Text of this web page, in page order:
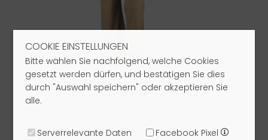
COOKIE EINSTELLUNGEN
Bitte wählen Sie nachfolgend, welche Cookies
gesetzt werden dürfen, und bestätigen Sie dies
durch "Auswahl speichern" oder akzeptieren Sie
alle.
Serverrelevante Daten
Facebook Pixel